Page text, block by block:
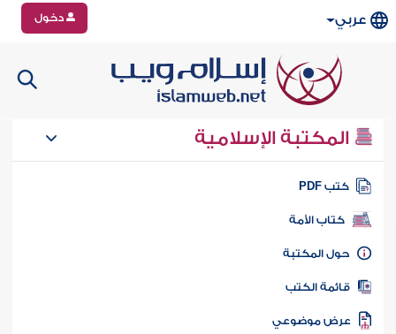
عربي دخول
المكتبة الإسلامية
كتب PDF
كتاب الأمة
المكتبة
الكتب